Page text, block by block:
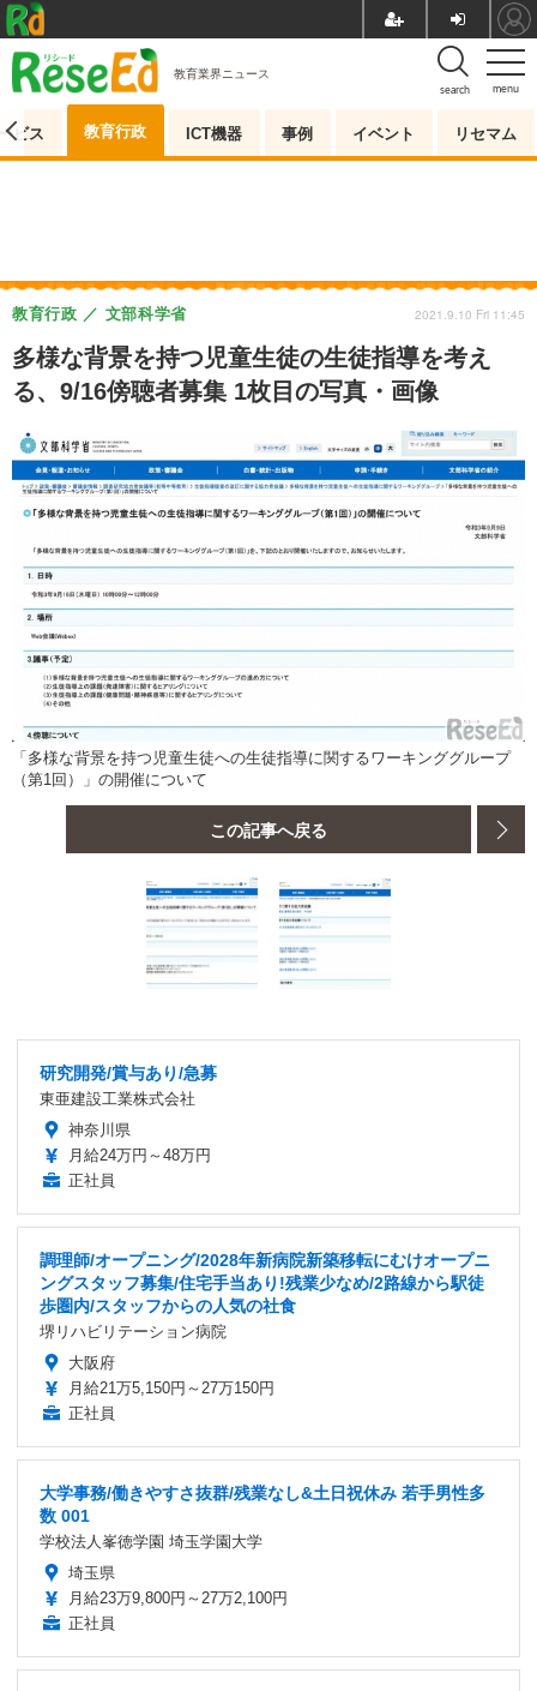
menu
search
教育業界ニュース
ビス 教育行政 ICT機器 事例 イベント リセマム
多様な背景を持つ児童生徒の生徒指導を考え
る、9/16傍聴者募集 1枚目の写真・画像
教育行政 文部科学省 2021.9.10 Fri 11:45
「多様な背景を持つ児童生徒への生徒指導に関するワーキンググループ
（第1回）」の開催について
この記事へ戻る
研究開発/賞与あり/急募
東亜建設工業株式会社
神奈川県
月給24万円～48万円
正社員
調理師/オープニング/2028年新病院新築移転にむけオープニ
ングスタッフ募集/住宅手当あり!残業少なめ/2路線から駅徒
歩圏内/スタッフからの人気の社食
堺リハビリテーション病院
大阪府
月給21万5,150円～27万150円
正社員
大学事務/働きやすさ抜群/残業なし&土日祝休み 若手男性多
数 001
学校法人峯徳学園 埼玉学園大学
埼玉県
月給23万9,800円～27万2,100円
正社員